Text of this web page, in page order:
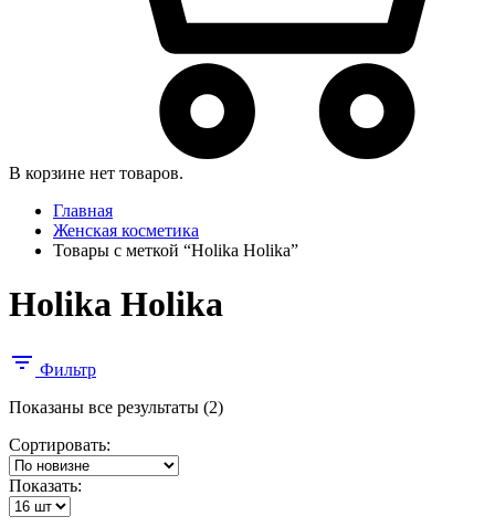
В корзине нет товаров.
Главная
Женская косметика
Товары с меткой “Holika Holika”
Holika Holika
Фильтр
Показаны все результаты (2)Сортировка:
Сортировать:
Показать: